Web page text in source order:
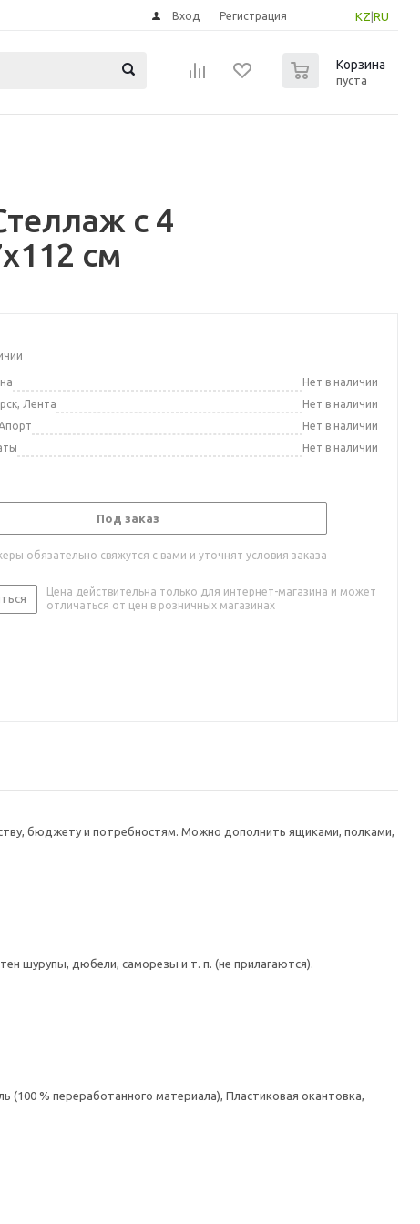
KZ RU
Вход Регистрация
Корзина
пуста
с 4
см
Нет в наличии
Лента
Нет в наличии
Нет в наличии
Нет в наличии
Под заказ
обязательно свяжутся с вами и уточнят условия заказа
Цена действительна только для интернет-магазина и может
отличаться от цен в розничных магазинах
бюджету и потребностям. Можно дополнить ящиками, полками,
шурупы, дюбели, саморезы и т. п. (не прилагаются).
% переработанного материала), Пластиковая окантовка,